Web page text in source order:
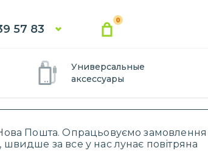
Пошта. Опрацьовуємо замовлення
за все у нас лунає повітряна
57 83
0
Универсальные
аксессуары